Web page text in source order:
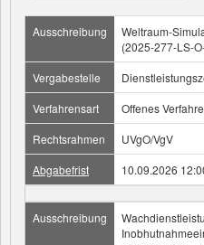
Ausschreibung
Weltraum-
(2025-277-LS-
Vergabestelle
Verfahrensart
Offenes
Rechtsrahmen
UVgO/VgV
Abgabefrist
10.09.2026
Ausschreibung